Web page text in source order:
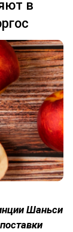
в
Шаньси